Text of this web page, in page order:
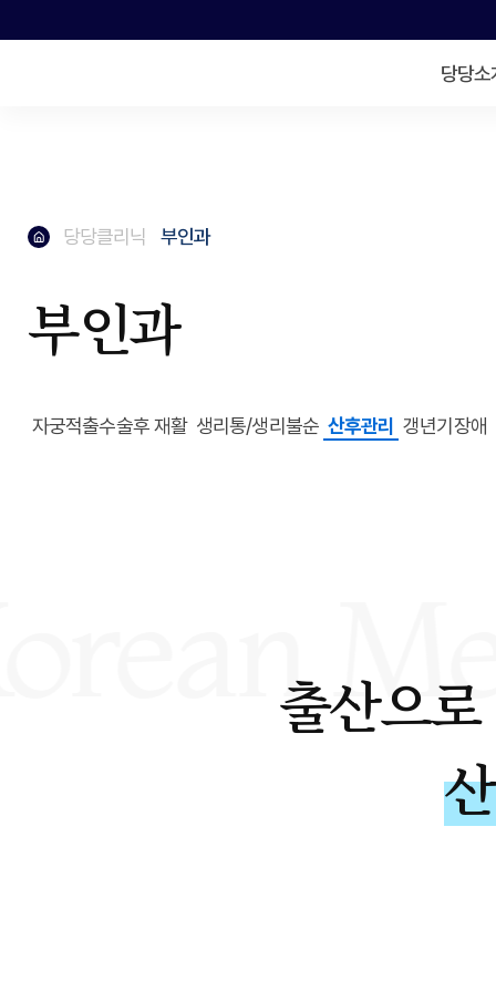
당당소
메인페이지로
당당클리닉 부인과
부인과
자궁적출수술후 재활 생리통/생리불순 산후관리 갱년기장애
출산으